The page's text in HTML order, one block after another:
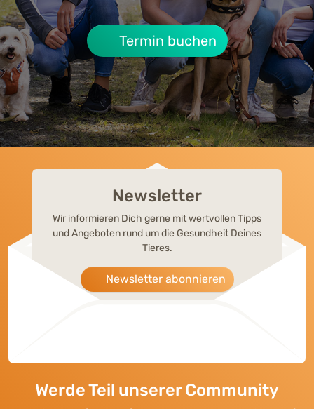
Termin buchen
Newsletter
Wir informieren Dich gerne mit wertvollen Tipps
und Angeboten rund um die Gesundheit Deines
Tieres.
Newsletter abonnieren
Werde Teil unserer Community